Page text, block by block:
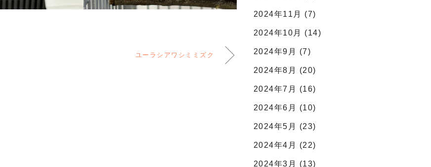
ユーラシアワシミミズク
2024年11月 (7)
2024年10月 (14)
2024年9月 (7)
2024年8月 (20)
2024年7月 (16)
2024年6月 (10)
2024年5月 (23)
2024年4月 (22)
2024年3月 (13)